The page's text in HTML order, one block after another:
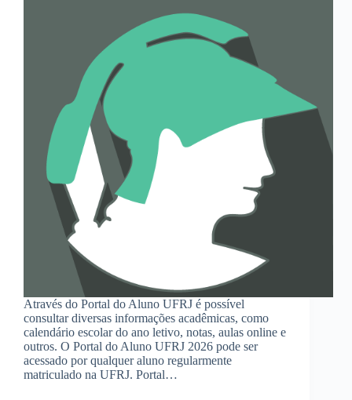
Através do Portal do Aluno UFRJ é possível
consultar diversas informações acadêmicas, como
calendário escolar do ano letivo, notas, aulas online e
outros. O Portal do Aluno UFRJ 2026 pode ser
acessado por qualquer aluno regularmente
matriculado na UFRJ. Portal…